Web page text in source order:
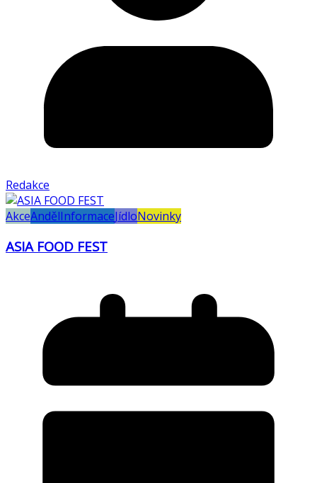
Redakce
AkceAndělInformaceJídloNovinky
ASIA FOOD FEST